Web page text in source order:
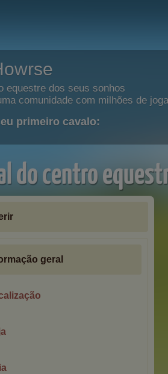
equestre dos seus sonhos
comunidade com milhões de
primeiro cavalo:
do centro
geral